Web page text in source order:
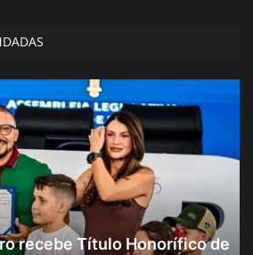
recebe Título Honorífico de